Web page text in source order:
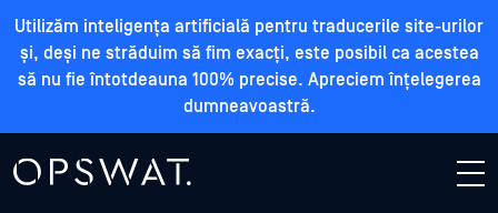
Utilizăm inteligența artificială pentru traducerile site-urilor
și, deși ne străduim să fim exacți, este posibil ca acestea
să nu fie întotdeauna 100% precise. Apreciem înțelegerea
dumneavoastră.